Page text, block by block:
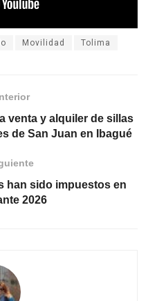
Movilidad Tolima
venta y alquiler de sillas
de San Juan en Ibagué
han sido impuestos en
2026